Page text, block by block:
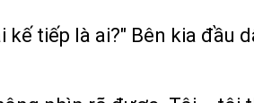
tiếp là ai?" Bên kia đầu